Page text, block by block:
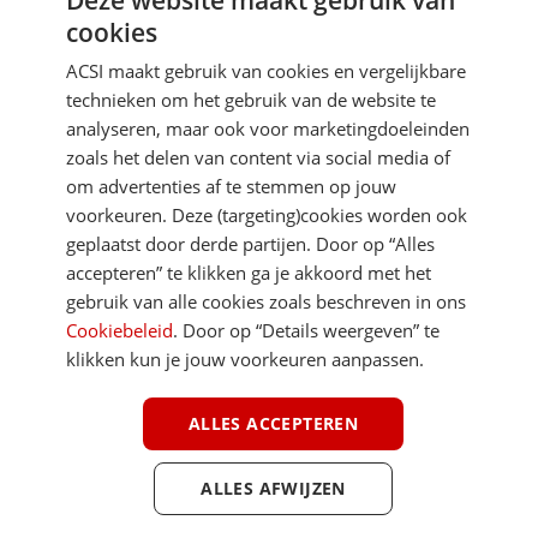
Je gegevens zijn veilig en worden niet gedeeld met anderen
DIRECT NAAR
MEER ACSI FREELIFE
cookies
ACSI maakt gebruik van cookies en vergelijkbare
technieken om het gebruik van de website te
analyseren, maar ook voor marketingdoeleinden
zoals het delen van content via social media of
om advertenties af te stemmen op jouw
voorkeuren. Deze (targeting)cookies worden ook
geplaatst door derde partijen. Door op “Alles
accepteren” te klikken ga je akkoord met het
gebruik van alle cookies zoals beschreven in ons
Cookiebeleid. Door op “Details weergeven” te
klikken kun je jouw voorkeuren aanpassen.
ALLES ACCEPTEREN
ALLES AFWIJZEN